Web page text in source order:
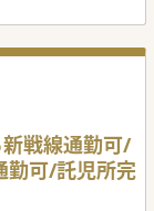
新戦線通勤可/
勤可/託児所完